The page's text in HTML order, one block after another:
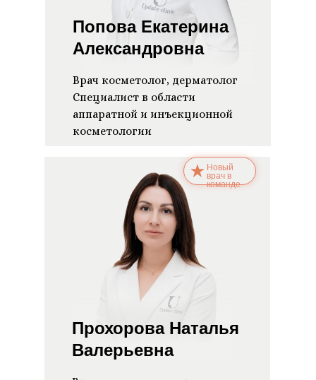
Попова Екатерина
Александровна
Врач косметолог, дерматолог
Специалист в области
аппаратной и инъекционной
косметологии
Прохорова Наталья
Валерьевна
Новый
врач в
команде